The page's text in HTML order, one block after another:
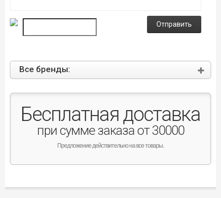
Отправить
Все бренды:
Бесплатная доставка
при сумме заказа от 30000
Предложение действительно на все товары.